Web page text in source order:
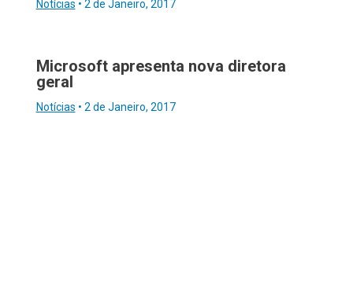
Notícias • 2 de Janeiro, 2017
Microsoft apresenta nova diretora
geral
Notícias • 2 de Janeiro, 2017